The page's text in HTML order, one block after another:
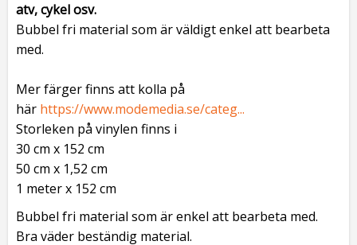
atv, cykel osv.
Bubbel fri material som är väldigt enkel att bearbeta
med.
Mer färger finns att kolla på
här https://www.modemedia.se/categ...
Storleken på vinylen finns i
30 cm x 152 cm
50 cm x 1,52 cm
1 meter x 152 cm
Bubbel fri material som är enkel att bearbeta med.
Bra väder beständig material.